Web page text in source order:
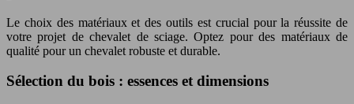
Le choix des matériaux et des outils est crucial pour la réussite de
votre projet de chevalet de sciage. Optez pour des matériaux de
qualité pour un chevalet robuste et durable.
Sélection du bois : essences et dimensions